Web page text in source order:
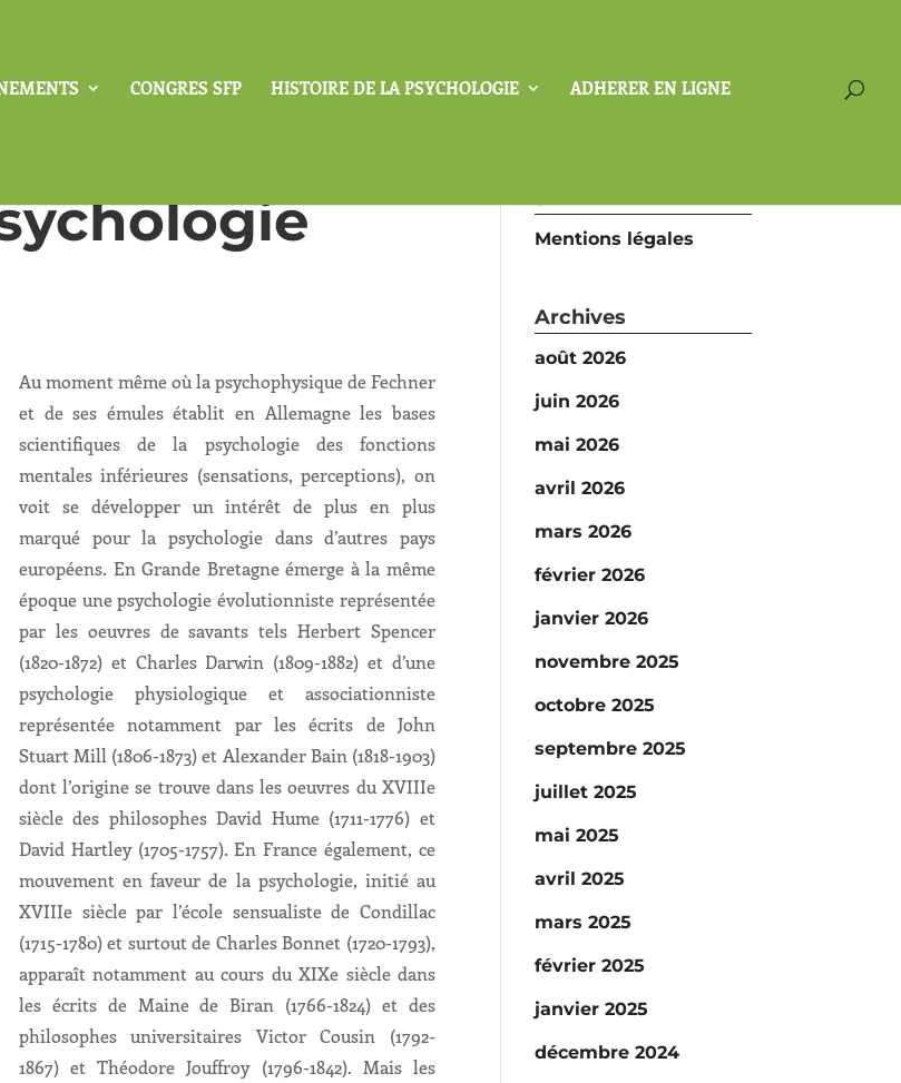
CONGRES SFP HISTOIRE DE LA PSYCHOLOGIE ADHERER EN LIGNE
Au moment même où la psychophysique de Fechner
et de ses émules établit en Allemagne les bases
scientifiques de la psychologie des fonctions
mentales inférieures (sensations, perceptions), on
voit se développer un intérêt de plus en plus
marqué pour la psychologie dans d’autres pays
européens. En Grande Bretagne émerge à la même
époque une psychologie évolutionniste représentée
par les oeuvres de savants tels Herbert Spencer
(1820-1872) et Charles Darwin (1809-1882) et d’une
psychologie physiologique et associationniste
représentée notamment par les écrits de John
Stuart Mill (1806-1873) et Alexander Bain (1818-1903)
dont l’origine se trouve dans les oeuvres du XVIIIe
siècle des philosophes David Hume (1711-1776) et
David Hartley (1705-1757). En France également, ce
mouvement en faveur de la psychologie, initié au
XVIIIe siècle par l’école sensualiste de Condillac
(1715-1780) et surtout de Charles Bonnet (1720-1793),
apparaît notamment au cours du XIXe siècle dans
les écrits de Maine de Biran (1766-1824) et des
philosophes universitaires Victor Cousin (1792-
1867) et Théodore Jouffroy (1796-1842). Mais les
Mentions légales
Archives
août 2026
juin 2026
mai 2026
avril 2026
mars 2026
février 2026
janvier 2026
novembre 2025
octobre 2025
septembre 2025
juillet 2025
mai 2025
avril 2025
mars 2025
février 2025
janvier 2025
décembre 2024